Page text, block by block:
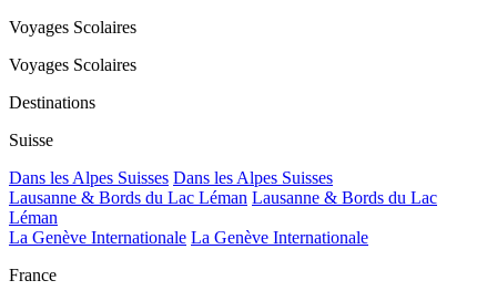
Voyages Scolaires
Voyages Scolaires
Destinations
Suisse
Dans les Alpes Suisses Dans les Alpes Suisses
Lausanne & Bords du Lac Léman Lausanne & Bords du Lac
Léman
La Genève Internationale La Genève Internationale
France